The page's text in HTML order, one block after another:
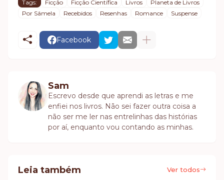
Tags: Ficção Ficção Científica Livros
Planeta de Livros
Por Sâmela
Recebidos Resenhas Romance Suspense
Facebook
Sam
Escrevo desde que aprendi as letras e me
enfiei nos livros. Não sei fazer outra coisa a
não ser me ler nas entrelinhas das histórias
por aí, enquanto vou contando as minhas.
Leia também Ver todos